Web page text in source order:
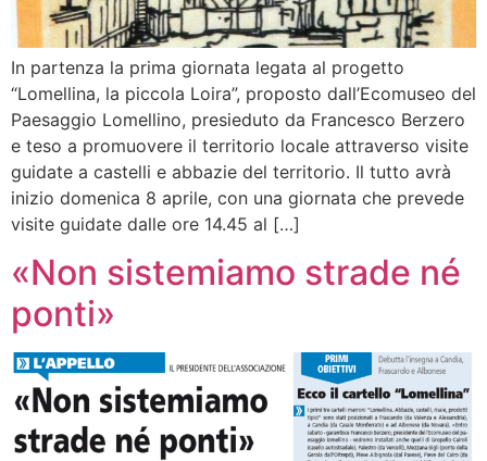
In partenza la prima giornata legata al progetto
“Lomellina, la piccola Loira”, proposto dall’Ecomuseo del
Paesaggio Lomellino, presieduto da Francesco Berzero
e teso a promuovere il territorio locale attraverso visite
guidate a castelli e abbazie del territorio. Il tutto avrà
inizio domenica 8 aprile, con una giornata che prevede
visite guidate dalle ore 14.45 al […]
«Non sistemiamo strade né
ponti»